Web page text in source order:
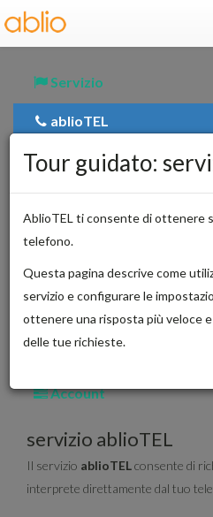
Tour guidato:
AblioTEL ti consente di ottenere
telefono.
Questa pagina descrive come
servizio e configurare le
ottenere una risposta più veloce
delle tue richieste.
Servizio
ablioTEL
Prenotazioni
Attività
Valutazioni
Fatturazioni
Contatti
Account
servizio ablioTEL
Il servizio ablioTELconsente di
interprete direttamente dal tuo